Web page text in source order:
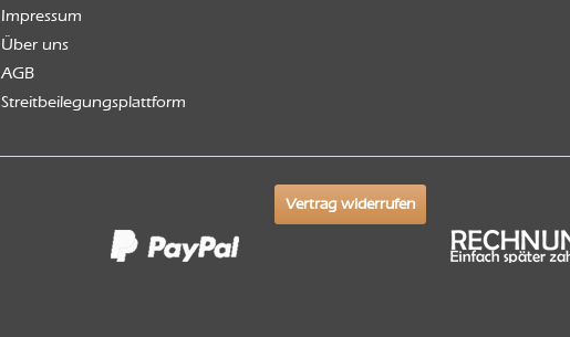
Impressum
Über uns
AGB
Streitbeilegungsplattform
Vertrag widerrufen